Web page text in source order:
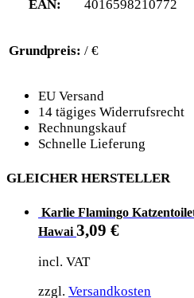
EAN: 4016598210772
Grundpreis: / €
EU Versand
14 tägiges Widerrufsrecht
Rechnungskauf
Schnelle Lieferung
GLEICHER HERSTELLER
Karlie Flamingo
Hawai 3,09 €
incl. VAT
zzgl. Versandkosten